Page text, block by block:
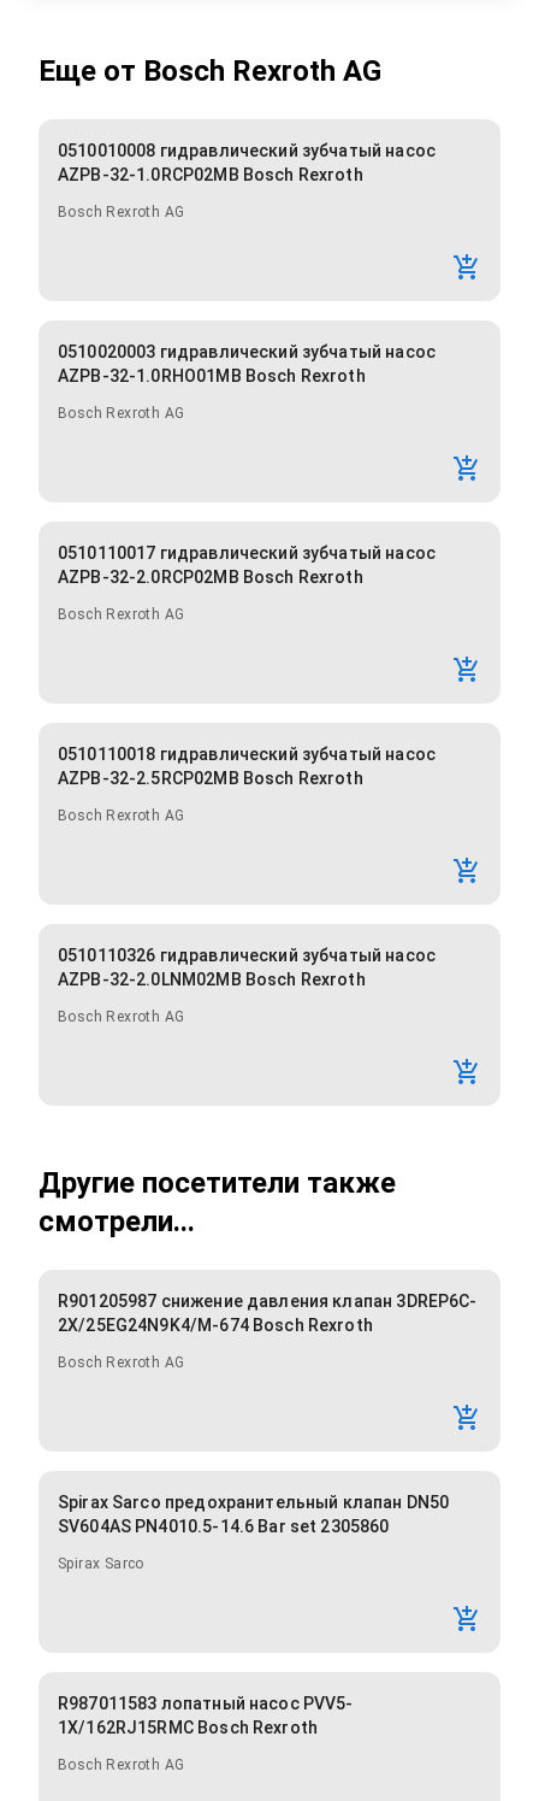
Еще от Bosch Rexroth AG
0510010008 гидравлический зубчатый насос
AZPB-32-1.0RCP02MB Bosch Rexroth
Bosch Rexroth AG
0510020003 гидравлический зубчатый насос
AZPB-32-1.0RHO01MB Bosch Rexroth
Bosch Rexroth AG
0510110017 гидравлический зубчатый насос
AZPB-32-2.0RCP02MB Bosch Rexroth
Bosch Rexroth AG
0510110018 гидравлический зубчатый насос
AZPB-32-2.5RCP02MB Bosch Rexroth
Bosch Rexroth AG
0510110326 гидравлический зубчатый насос
AZPB-32-2.0LNM02MB Bosch Rexroth
Bosch Rexroth AG
Другие посетители также
смотрели...
R901205987 снижение давления клапан 3DREP6C-
2X/25EG24N9K4/M-674 Bosch Rexroth
Bosch Rexroth AG
Spirax Sarco предохранительный клапан DN50
SV604AS PN4010.5-14.6 Bar set 2305860
Spirax Sarco
R987011583 лопатный насос PVV5-
1X/162RJ15RMC Bosch Rexroth
Bosch Rexroth AG